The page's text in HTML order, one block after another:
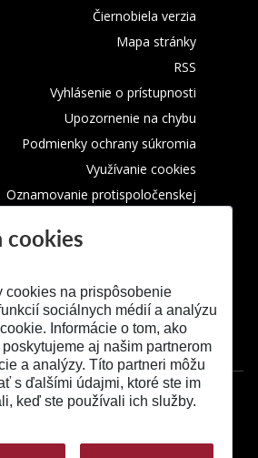
Čiernobiela verzia
Mapa stránky
RSS
Vyhlásenie o prístupnosti
Upozornenie na chybu
Podmienky ochrany súkromia
Využívanie cookies
Oznamovanie protispoločenskej
cookies
cookies na prispôsobenie
sociálnych médií a analýzu
Informácie o tom, ako
aj našim partnerom
a analýzy. Títo partneri môžu
s ďalšími údajmi, ktoré ste im
keď ste používali ich služby.